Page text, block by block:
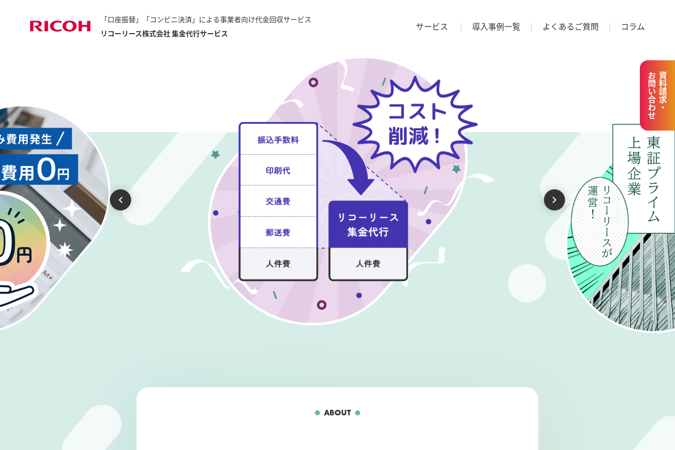
「口座振替」「コンビニ決済」による事業者向け代金回収サービス
リコーリース株式会社 集金代行サービス
サービス 導入事例一覧 よくあるご質問 コラム
ABOUT
資料請求・
お問い合わせ